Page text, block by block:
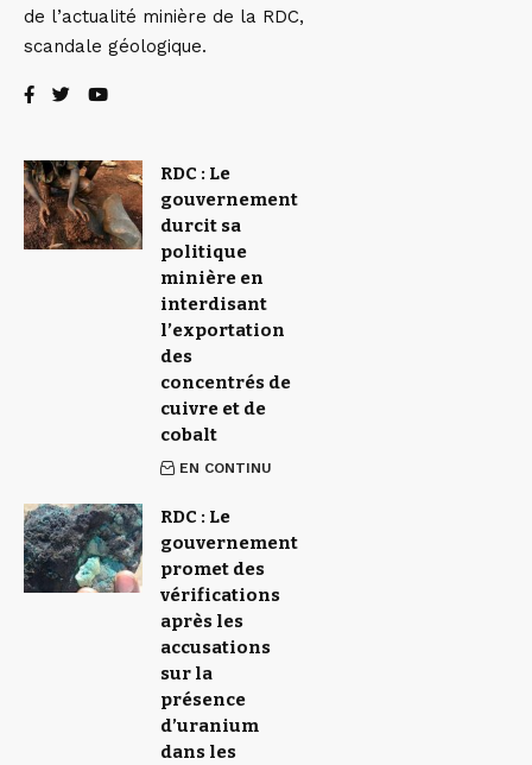
de l’actualité minière de la RDC,
scandale géologique.
RDC : Le
gouvernement
durcit sa
politique
minière en
interdisant
l’exportation
des
concentrés de
cuivre et de
cobalt
EN CONTINU
RDC : Le
gouvernement
promet des
vérifications
après les
accusations
sur la
présence
d’uranium
dans les